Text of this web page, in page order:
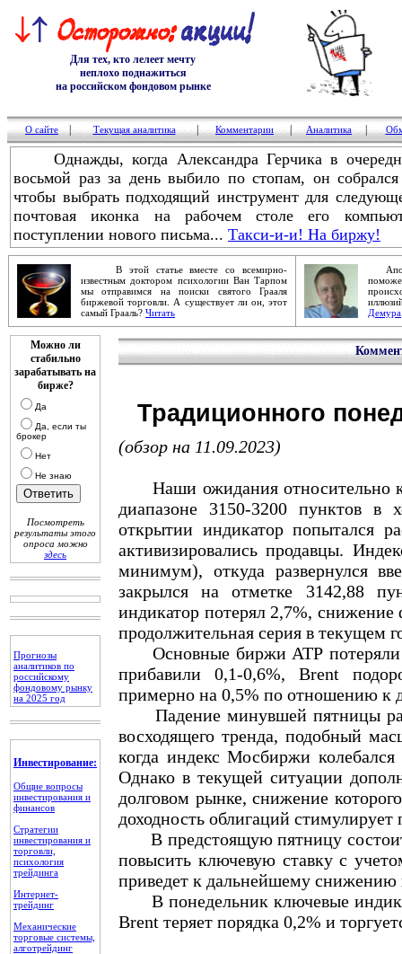
Для тех, кто лелеет мечту
неплохо поднажиться
на российском фондовом рынке
О сайте Текущая аналитика Комментарии Аналитика
Однажды, когда Александра Герчика в
восьмой раз за день выбило по стопам, он
чтобы выбрать подходящий инструмент для
почтовая иконка на рабочем столе его
поступлении нового письма... Такси-и-и! На биржу!
В этой статье вместе со всемирно-
известным доктором психологии Ван Тарпом
мы отправимся на поиски святого Грааля
биржевой торговли. А существует ли он, этот
самый Грааль? Читать
Демура
Можно ли
стабильно
зарабатывать на
бирже?
Да
Да, если ты
брокер
Нет
Не знаю
Посмотреть
результаты этого
опроса можно
здесь
Прогнозы
аналитиков по
российскому
фондовому рынку
на 2025 год
Инвестирование:
Общие вопросы
инвестирования и
финансов
Стратегии
инвестирования и
торговли,
психология
трейдинга
Интернет-
трейдинг
Механические
торговые системы,
алготрейдинг
Традиционного
(обзор на 11.09.2023)
Наши ожидания относительно
диапазоне 3150-3200 пунктов в
открытии индикатор попытался
активизировались продавцы.
минимум), откуда развернулся
закрылся на отметке 3142,88
индикатор потерял 2,7%, снижение
продолжительная серия в текущем
Основные биржи АТР потеряли
прибавили 0,1-0,6%, Brent
примерно на 0,5% по отношению к
Падение минувшей пятницы
восходящего тренда, подобный
когда индекс Мосбиржи
Однако в текущей ситуации
долговом рынке, снижение
доходность облигаций
В предстоящую пятницу
повысить ключевую ставку с
приведет к дальнейшему снижению
В понедельник ключевые
Brent теряет порядка 0,2% и